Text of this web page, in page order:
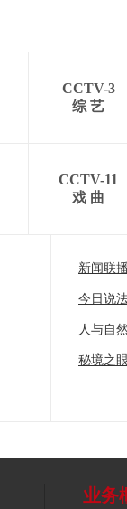
CCTV-3
综 艺
CCTV-11
戏 曲
新闻联
今日说
人与自
秘境之
业务